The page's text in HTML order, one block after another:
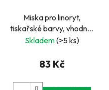
Miska pro linoryt,
tiskařské barvy, vhodná i
pro korálky
Skladem(>5 ks)
83 Kč